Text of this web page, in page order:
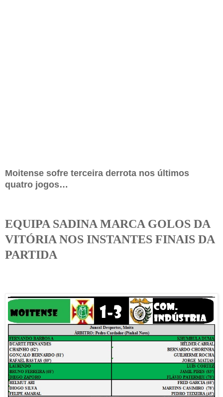
Moitense sofre terceira derrota nos últimos
quatro jogos…
EQUIPA SADINA MARCA GOLOS DA
VITÓRIA NOS INSTANTES FINAIS DA
PARTIDA